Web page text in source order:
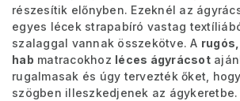
részesítik előnyben. Ezeknél az
egyes lécek strapabíró vastag
szalaggal vannak összekötve. A
hab matracokhoz léces ágyrácsot
rugalmasak és úgy tervezték őket,
szögben illeszkedjenek az